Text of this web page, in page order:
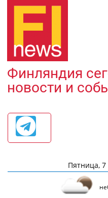
Финляндия
новости и
Пятница, 7